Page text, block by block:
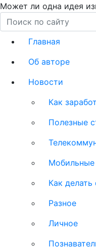
Может ли одна идея
Главная
Об авторе
Новости
Как
Полезные
Как делать
Разное
Личное